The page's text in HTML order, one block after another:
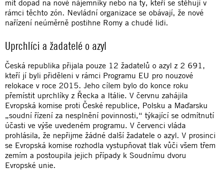
mít dopad na nové nájemníky nebo na ty, kteří se stěhují v
rámci těchto zón. Nevládní organizace se obávají, že nové
nařízení neúměrně postihne Romy a chudé lidi.
Uprchlíci a žadatelé o azyl
Česká republika přijala pouze 12 žadatelů o azyl z 2 691,
kteří jí byli přiděleni v rámci Programu EU pro nouzové
relokace v roce 2015. Jeho cílem bylo do konce roku
přemístit uprchlíky z Řecka a Itálie. V červnu zahájila
Evropská komise proti České republice, Polsku a Maďarsku
„soudní řízení za nesplnění povinnosti,“ týkající se odmítnutí
účasti ve výše uvedeném programu. V červenci vláda
prohlásila, že nepřijme žádné další žadatele o azyl. V prosinci
se Evropská komise rozhodla vystupňovat tlak vůči všem třem
zemím a postoupila jejich případy k Soudnímu dvoru
Evropské unie.